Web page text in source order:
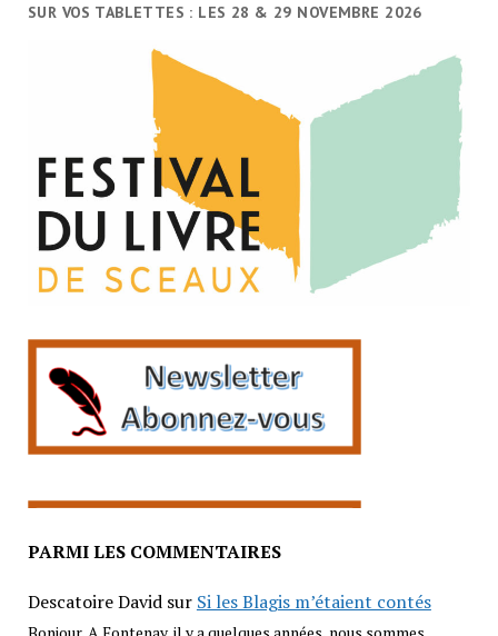
SUR VOS TABLETTES : LES 28 & 29 NOVEMBRE 2026
PARMI LES COMMENTAIRES
Descatoire Davidsur Si les Blagis m’étaient contés